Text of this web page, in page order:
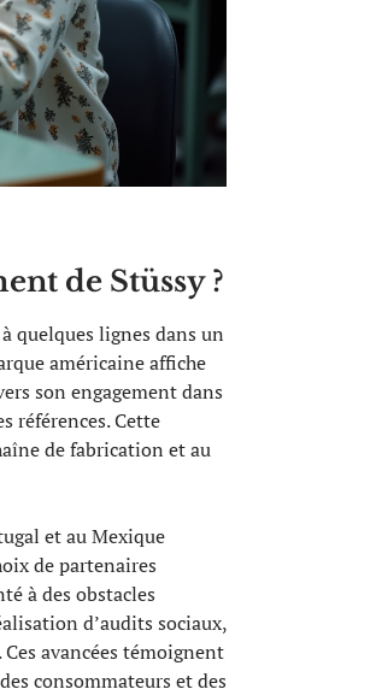
de Stüssy ?
quelques lignes dans un
américaine affiche
son engagement dans
références. Cette
de fabrication et au
et au Mexique
de partenaires
à des obstacles
d’audits sociaux,
avancées témoignent
consommateurs et des